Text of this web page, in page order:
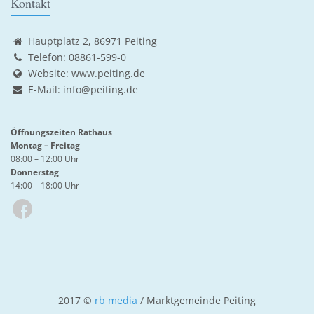
Hauptplatz 2, 86971 Peiting
Telefon: 08861-599-0
Website: www.peiting.de
E-Mail: info@peiting.de
Öffnungszeiten Rathaus
Montag – Freitag
08:00 – 12:00 Uhr
Donnerstag
14:00 – 18:00 Uhr
2017 © rb media / Marktgemeinde Peiting